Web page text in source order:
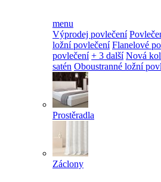
menu
Výprodej povlečení
ložní povlečení Flanelové
povlečení + 3 další Nová
satén Oboustranné ložní
Prostěradla
Záclony